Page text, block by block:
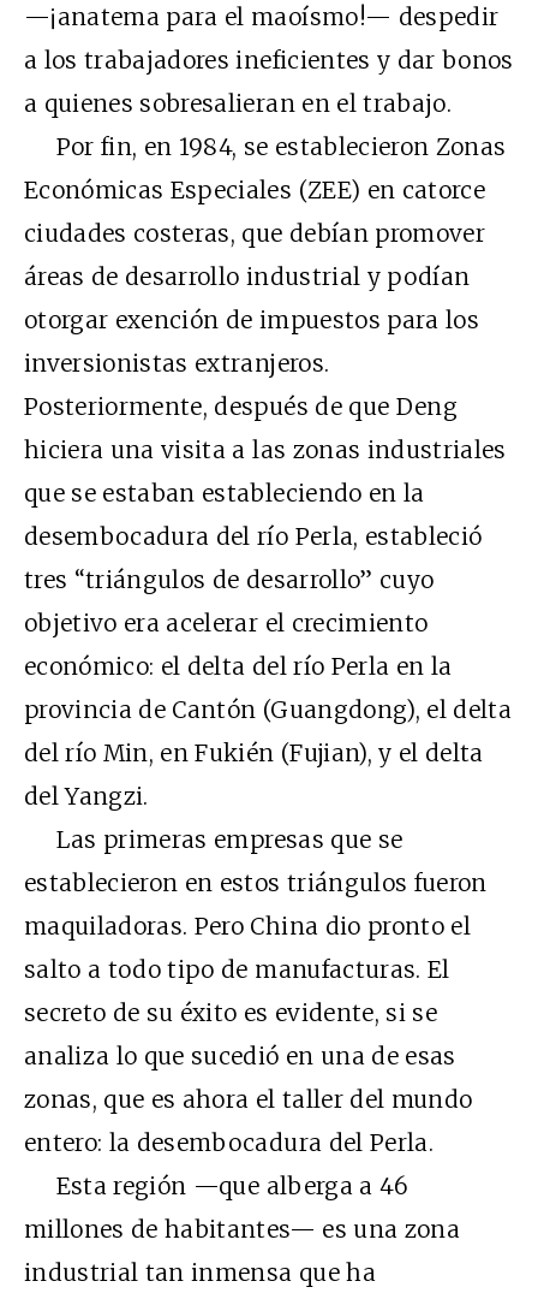
—¡anatema para el maoísmo!— despedir
a los trabajadores ineficientes y dar bonos
a quienes sobresalieran en el trabajo.
Por fin, en 1984, se establecieron Zonas
Económicas Especiales (ZEE) en catorce
ciudades costeras, que debían promover
áreas de desarrollo industrial y podían
otorgar exención de impuestos para los
inversionistas extranjeros.
Posteriormente, después de que Deng
hiciera una visita a las zonas industriales
que se estaban estableciendo en la
desembocadura del río Perla, estableció
tres “triángulos de desarrollo” cuyo
objetivo era acelerar el crecimiento
económico: el delta del río Perla en la
provincia de Cantón (Guangdong), el delta
del río Min, en Fukién (Fujian), y el delta
del Yangzi.
Las primeras empresas que se
establecieron en estos triángulos fueron
maquiladoras. Pero China dio pronto el
salto a todo tipo de manufacturas. El
secreto de su éxito es evidente, si se
analiza lo que sucedió en una de esas
zonas, que es ahora el taller del mundo
entero: la desembocadura del Perla.
Esta región —que alberga a 46
millones de habitantes— es una zona
industrial tan inmensa que ha